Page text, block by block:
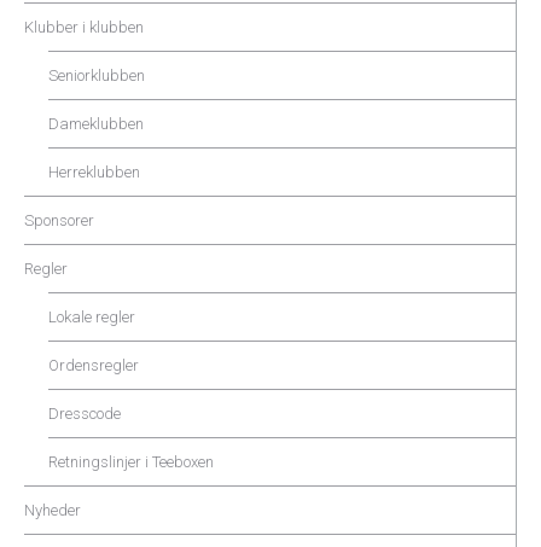
Klubber i klubben
Seniorklubben
Dameklubben
Herreklubben
Sponsorer
Regler
Lokale regler
Ordensregler
Dresscode
Retningslinjer i Teeboxen
Nyheder